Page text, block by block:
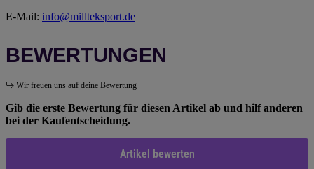
E-Mail: info@millteksport.de
BEWERTUNGEN
Wir freuen uns auf deine Bewertung
Gib die erste Bewertung für diesen Artikel ab und hilf anderen
bei der Kaufentscheidung.
Artikel bewerten